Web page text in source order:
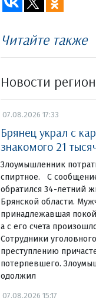
Читайте также
Новости
07.08.2026 17:33
Брянец украл с
знакомого 21
Злоумышленник
спиртное. С
обратился 34-летний
Брянской области.
принадлежавшая
а с его счета
Сотрудники
преступлению
потерпевшего.
одолжил
07.08.2026 15:17